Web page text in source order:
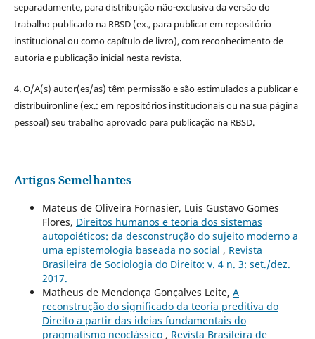
separadamente, para distribuição não-exclusiva da versão do
trabalho publicado na RBSD (ex., para publicar em repositório
institucional ou como capítulo de livro), com reconhecimento de
autoria e publicação inicial nesta revista.
4. O/A(s) autor(es/as) têm permissão e são estimulados a publicar e
distribuironline (ex.: em repositórios institucionais ou na sua página
pessoal) seu trabalho aprovado para publicação na RBSD.
Artigos Semelhantes
Mateus de Oliveira Fornasier, Luis Gustavo Gomes
Flores, Direitos humanos e teoria dos sistemas
autopoiéticos: da desconstrução do sujeito moderno a
uma epistemologia baseada no social , Revista
Brasileira de Sociologia do Direito: v. 4 n. 3: set./dez.
2017.
Matheus de Mendonça Gonçalves Leite, A
reconstrução do significado da teoria preditiva do
Direito a partir das ideias fundamentais do
pragmatismo neoclássico , Revista Brasileira de